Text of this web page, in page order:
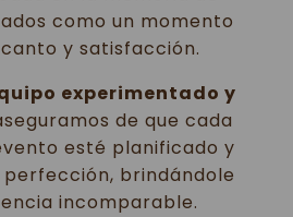
como un momento
y satisfacción.
experimentado y
de que cada
esté planificado y
brindándole
incomparable.